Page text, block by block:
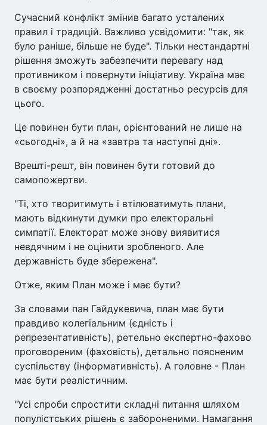
Сучасний конфлікт змінив багато усталених
правил і традицій. Важливо усвідомити: "так, як
було раніше, більше не буде". Тільки нестандартні
рішення зможуть забезпечити перевагу над
противником і повернути ініціативу. Україна має
в своєму розпорядженні достатньо ресурсів для
цього.
Це повинен бути план, орієнтований не лише на
«сьогодні», а й на «завтра та наступні дні».
Врешті-решт, він повинен бути готовий до
самопожертви.
"Ті, хто творитимуть і втілюватимуть плани,
мають відкинути думки про електоральні
симпатії. Електорат може знову виявитися
невдячним і не оцінити зробленого. Але
державність буде збережена".
Отже, яким План може і має бути?
За словами пан Гайдукевича, план має бути
правдиво колегіальним (єдність і
репрезентативність), ретельно експертно-фахово
проговореним (фаховість), детально поясненим
суспільству (інформативність). А головне - План
має бути реалістичним.
"Усі спроби спростити складні питання шляхом
популістських рішень є забороненими. Намагання